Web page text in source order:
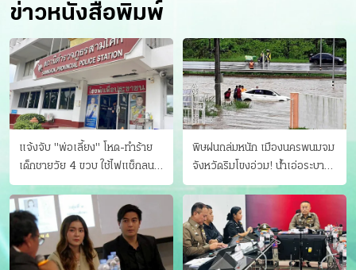
ข่าวหนังสือพิมพ์
แจ้งจับ "พ่อเลี้ยง" โหด-ทําร้าย
เด็กชายวัย 4 ขวบ ใช้ไฟแช็กลน
บาดเจ็บ
พิษฝนถล่มหนัก เมืองนครพนมจม
จังหวัดริมโขงอ่วม! นํ้าเอ่อระบาย
ไม่ทัน แม่ปิงทะลักล้น